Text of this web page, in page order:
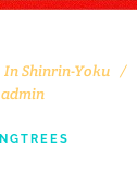
InShinrin-Yoku
admin